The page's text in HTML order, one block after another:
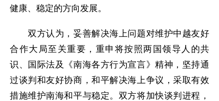
健康、稳定的方向发展。
双方认为，妥善解决海上问题对维护中越友好
合作大局至关重要，重申将按照两国领导人的共
识、国际法及《南海各方行为宣言》精神，坚持通
过谈判和友好协商，和平解决海上争议，采取有效
措施维护南海和平与稳定。双方将加快谈判进程，